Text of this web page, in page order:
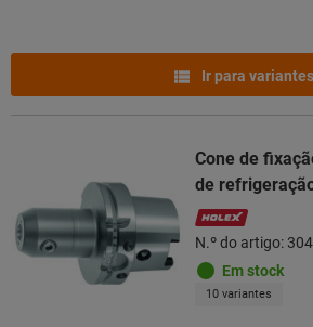
Ir para variantes
Cone de
de
N.º do artigo:
Em stock
10 variantes